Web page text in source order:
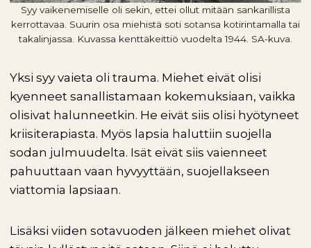
Syy vaikenemiselle oli sekin, ettei ollut mitään sankarillista
kerrottavaa. Suurin osa miehistä soti sotansa kotirintamalla tai
takalinjassa. Kuvassa kenttäkeittiö vuodelta 1944. SA-kuva.
Yksi syy vaieta oli trauma. Miehet eivät olisi
kyenneet sanallistamaan kokemuksiaan, vaikka
olisivat halunneetkin. He eivät siis olisi hyötyneet
kriisiterapiasta. Myös lapsia haluttiin suojella
sodan julmuudelta. Isät eivät siis vaienneet
pahuuttaan vaan hyvyyttään, suojellakseen
viattomia lapsiaan.
Lisäksi viiden sotavuoden jälkeen miehet olivat